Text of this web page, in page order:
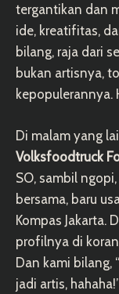
tergantikan dan
ide, kreatifitas,
bilang, raja dari
bukan artisnya,
kepopulerannya.
Di malam yang
Volksfoodtruck
SO, sambil
bersama, baru
Kompas Jakarta.
profilnya di
Dan kami bilang,
jadi artis,